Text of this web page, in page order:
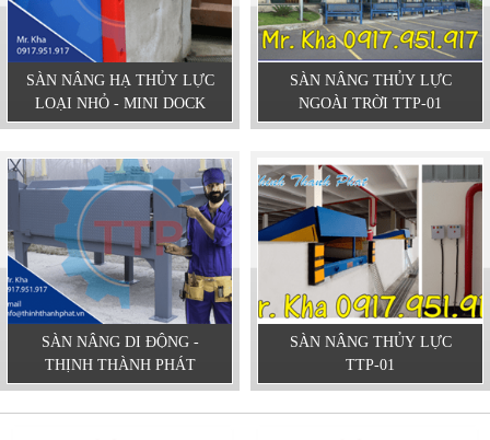
SÀN NÂNG HẠ THỦY LỰC
LOẠI NHỎ - MINI DOCK
SÀN NÂNG THỦY LỰC
NGOÀI TRỜI TTP-01
SÀN NÂNG DI ĐỘNG -
THỊNH THÀNH PHÁT
SÀN NÂNG THỦY LỰC
TTP-01